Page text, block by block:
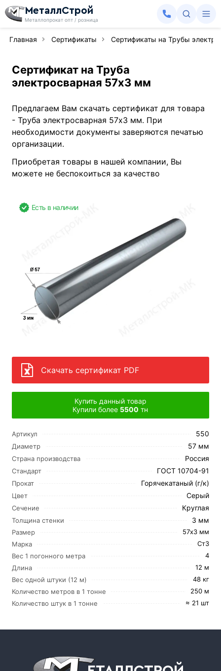
МеталлСтрой
Металлопрокат опт / розница
Главная Сертификаты Сертификаты на Трубы
Сертификат на Труба
электросварная 57х3 мм
Предлагаем Вам скачать сертификат для товара
- Труба электросварная 57х3 мм. При
необходимости документы заверяются печатью
организации.
Приобретая товары в нашей компании, Вы
можете не беспокоиться за качество
Есть в наличии
Скачать сертификат PDF
Купить данный товар
Купили более 5500 тн
Артикул 550
Диаметр 57 мм
Страна производства Россия
Стандарт ГОСТ 10704-91
Прокат Горячекатаный (г/к)
Цвет Серый
Сечение Круглая
Толщина стенки 3 мм
Размер
57х3 мм
Марка
Ст3
Вес 1 погонного метра
4
Длина
12 м
Вес одной штуки (12 м)
48 кг
Количество метров в 1 тонне
250 м
Количество штук в 1 тонне
≈ 21 шт